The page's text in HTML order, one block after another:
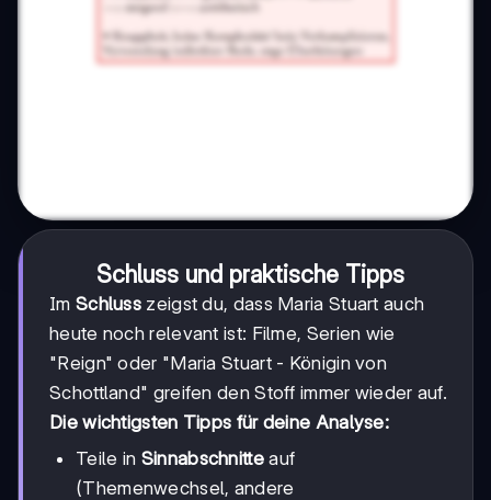
Schluss und praktische Tipps
Im Schluss zeigst du, dass Maria Stuart auch
heute noch relevant ist: Filme, Serien wie
"Reign" oder "Maria Stuart - Königin von
Schottland" greifen den Stoff immer wieder auf.
Die wichtigsten Tipps für deine Analyse:
Teile in Sinnabschnitteauf
(Themenwechsel, andere